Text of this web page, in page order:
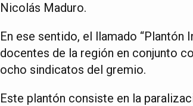
Nicolás Maduro.
En ese sentido, el llamado “Plantón
docentes de la región en conjunto
ocho sindicatos del gremio.
Este plantón consiste en la